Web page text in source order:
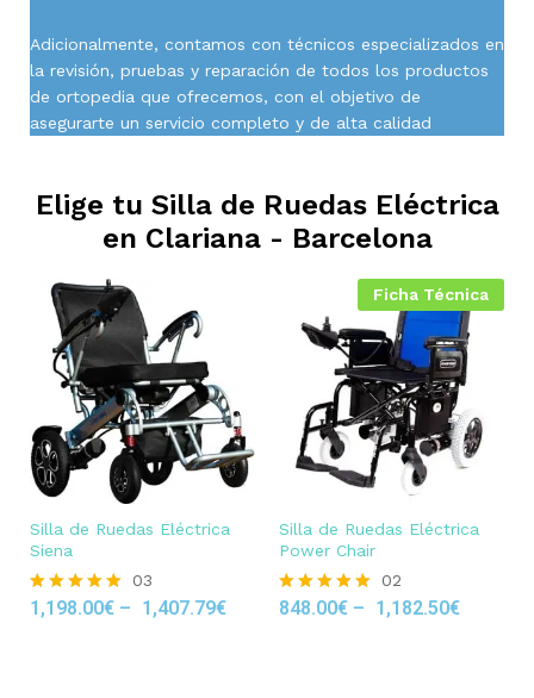
Adicionalmente, contamos con técnicos especializados en
la revisión, pruebas y reparación de todos los productos
de ortopedia que ofrecemos, con el objetivo de
asegurarte un servicio completo y de alta calidad
Elige tu Silla de Ruedas Eléctrica
en Clariana - Barcelona
Silla de Ruedas Eléctrica
Siena
Rated
03
1,198.00€ – 1,407.79€
Ficha Técnica
Silla de Ruedas Eléctrica
Power Chair
Rated
02
848.00€ – 1,182.50€